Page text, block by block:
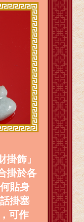
掛飾」
掛於各
貼身
掛塞
可作